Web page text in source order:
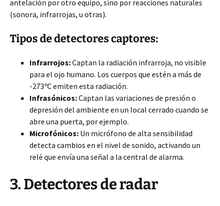
antelación por otro equipo, sino por reacciones naturales
(sonora, infrarrojas, u otras).
Tipos de detectores captores:
Infrarrojos:Captan la radiación infrarroja, no visible
para el ojo humano. Los cuerpos que estén a más de
-273ºC emiten esta radiación.
Infrasónicos:Captan las variaciones de presión o
depresión del ambiente en un local cerrado cuando se
abre una puerta, por ejemplo.
Microfónicos: Un micrófono de alta sensibilidad
detecta cambios en el nivel de sonido, activando un
relé que envía una señal a la central de alarma.
3. Detectores de radar